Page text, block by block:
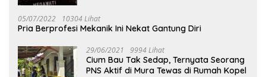
05/07/2022 10304 Lihat
Pria Berprofesi Mekanik Ini Nekat Gantung Diri
29/06/2021 9994 Lihat
Cium Bau Tak Sedap, Ternyata Seorang
PNS Aktif di Mura Tewas di Rumah Kopel